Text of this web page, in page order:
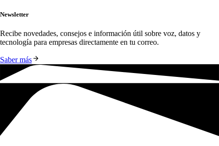
Newsletter
Recibe novedades, consejos e información útil sobre voz, datos y
tecnología para empresas directamente en tu correo.
Saber más